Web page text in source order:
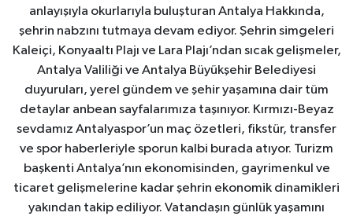
anlayışıyla okurlarıyla buluşturan Antalya Hakkında,
şehrin nabzını tutmaya devam ediyor. Şehrin simgeleri
Kaleiçi, Konyaaltı Plajı ve Lara Plajı’ndan sıcak gelişmeler,
Antalya Valiliği ve Antalya Büyükşehir Belediyesi
duyuruları, yerel gündem ve şehir yaşamına dair tüm
detaylar anbean sayfalarımıza taşınıyor. Kırmızı-Beyaz
sevdamız Antalyaspor’un maç özetleri, fikstür, transfer
ve spor haberleriyle sporun kalbi burada atıyor. Turizm
başkenti Antalya’nın ekonomisinden, gayrimenkul ve
ticaret gelişmelerine kadar şehrin ekonomik dinamikleri
yakından takip ediliyor. Vatandaşın günlük yaşamını